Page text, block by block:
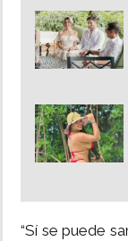
“Sí se puede